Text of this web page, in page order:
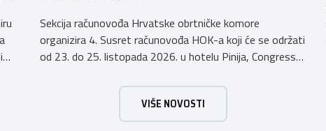
Sekcija računovođa Hrvatske obrtničke komore
organizira 4. Susret računovođa HOK-a koji će se održati
od 23. do 25. listopada 2026. u hotelu Pinija, Congress
otvoren u petak, 23. listopada 2026. u
poslijepodnevnim, uz uvodno predavanje i pozdrav
domaćina. Tijekom subote, 24. listopada, održavat će se
VIŠE NOVOSTI